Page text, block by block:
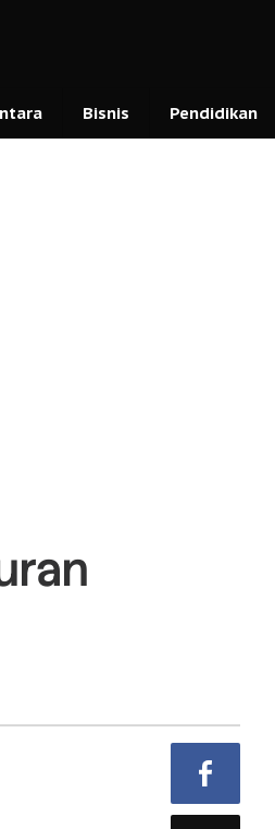
Bisnis Pendidikan